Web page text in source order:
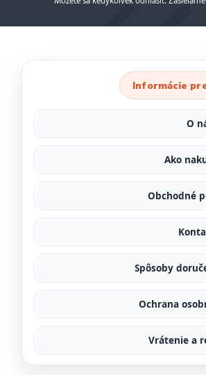
Informácie
O
Ako
Obchodné
Spôsoby
Ochrana
Vrátenie a